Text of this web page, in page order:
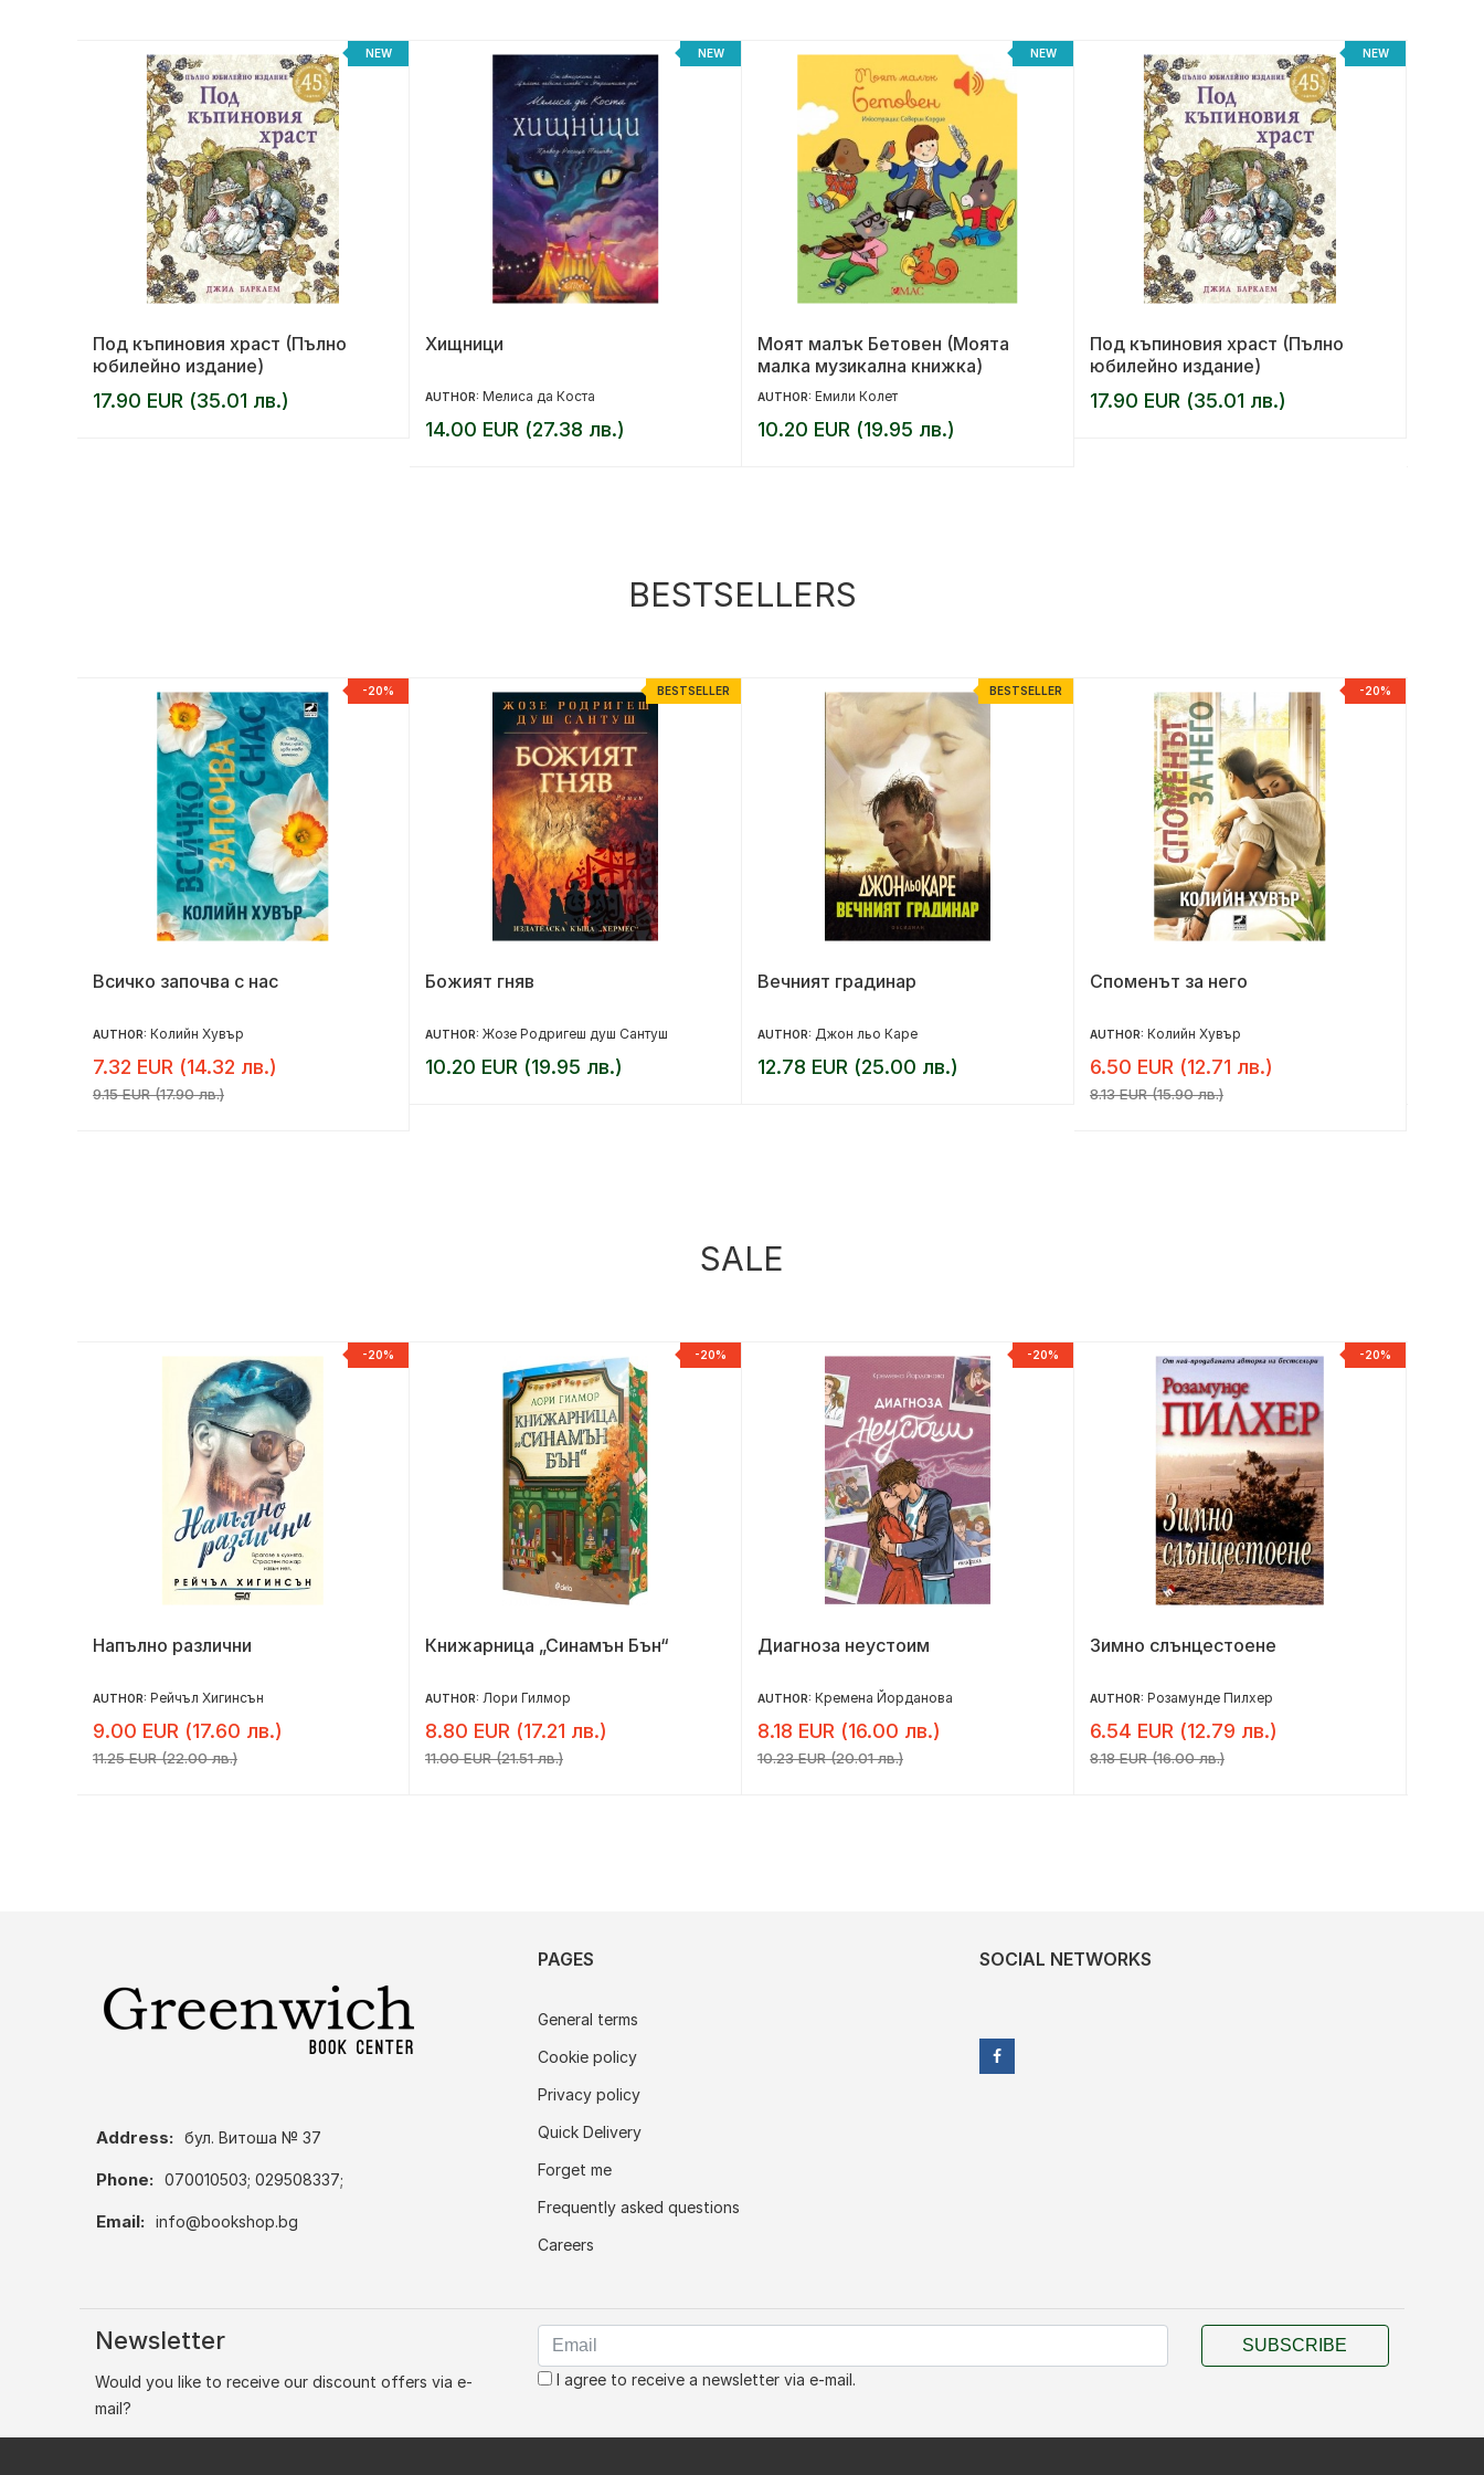
NEW
Под къпиновия храст (Пълно
юбилейно издание)
17.90 EUR (35.01 лв.)
NEW
Хищници
AUTHOR: Мелиса да Коста
14.00 EUR (27.38 лв.)
NEW
Моят малък Бетовен (Моята
малка музикална книжка)
AUTHOR: Емили Колет
10.20 EUR (19.95 лв.)
NEW
Под къпиновия храст (Пълно
юбилейно издание)
17.90 EUR (35.01 лв.)
BESTSELLERS
-20%
Всичко започва с нас
AUTHOR: Колийн Хувър
7.32 EUR (14.32 лв.)
9.15 EUR (17.90 лв.)
BESTSELLER
Божият гняв
AUTHOR: Жозе Родригеш душ Сантуш
10.20 EUR (19.95 лв.)
BESTSELLER
Вечният градинар
AUTHOR: Джон льо Каре
12.78 EUR (25.00 лв.)
-20%
Споменът за него
AUTHOR: Колийн Хувър
6.50 EUR (12.71 лв.)
8.13 EUR (15.90 лв.)
SALE
-20%
Напълно различни
AUTHOR: Рейчъл Хигинсън
9.00 EUR (17.60 лв.)
11.25 EUR (22.00 лв.)
-20%
Книжарница „Синамън Бън“
AUTHOR: Лори Гилмор
8.80 EUR (17.21 лв.)
11.00 EUR (21.51 лв.)
-20%
Диагноза неустоим
AUTHOR: Кремена Йорданова
8.18 EUR (16.00 лв.)
10.23 EUR (20.01 лв.)
-20%
Зимно слънцестоене
AUTHOR: Розамунде Пилхер
6.54 EUR (12.79 лв.)
8.18 EUR (16.00 лв.)
Address: бул. Витоша № 37
Phone: 070010503; 029508337;
Email: info@bookshop.bg
PAGES
General terms
Cookie policy
Privacy policy
Quick Delivery
Forget me
Frequently asked questions
Careers
SOCIAL NETWORKS
Newsletter
Would you like to receive our discount offers via e-
mail?
I agree to receive a newsletter via e-mail.
SUBSCRIBE